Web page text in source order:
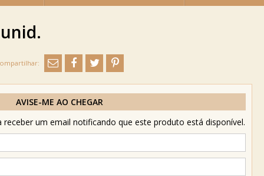
AVISE-ME AO CHEGAR
receber um email notificando que este produto está disponível.